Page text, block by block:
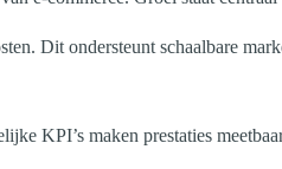
Dit ondersteunt schaalbare
KPI’s maken prestaties